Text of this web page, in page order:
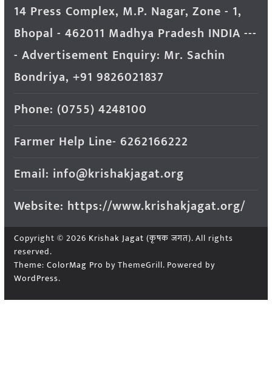
14 Press Complex, M.P. Nagar, Zone - 1,
Bhopal - 462011 Madhya Pradesh INDIA ---
- Advertisement Enquiry: Mr. Sachin
Bondriya, +91 9826021837
Phone: (0755) 4248100
Farmer Help Line- 6262166222
Email: info@krishakjagat.org
Website: https://www.krishakjagat.org/
Copyright © 2026 Krishak Jagat (कृषक जगत). All rights
reserved.
Theme: ColorMag Pro by ThemeGrill. Powered by
WordPress.